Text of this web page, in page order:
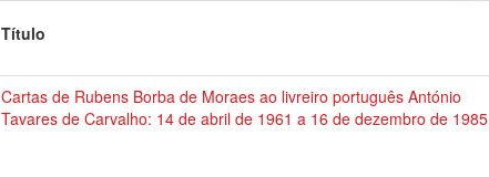
Título
Cartas de Rubens Borba de Moraes ao livreiro português António
Tavares de Carvalho: 14 de abril de 1961 a 16 de dezembro de 1985